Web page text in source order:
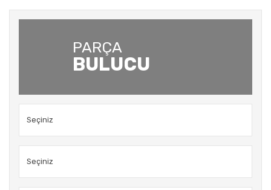
PARÇA
BULUCU